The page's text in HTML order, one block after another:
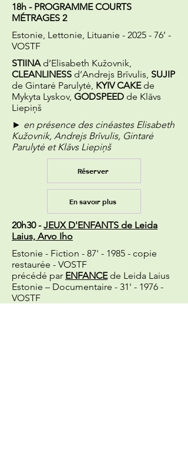
18h - PROGRAMME COURTS
MÉTRAGES 2
Estonie, Lettonie, Lituanie - 2025 - 76’ -
VOSTF
STIINAd’Elisabeth Kužovnik,
CLEANLINESS d’Andrejs Brīvulis, SUJIP
de Gintarė Parulytė, KYIV CAKEde
Mykyta Lyskov, GODSPEED de Klāvs
Liepiņš
► en présence des cinéastes Elisabeth
Kužovnik, Andrejs Brīvulis, Gintarė
Parulytė et Klāvs Liepiņš
Réserver
En savoir plus
20h30 -JEUX D'ENFANTS de Leida
Laius, Arvo Iho
Estonie - Fiction - 87' - 1985 - copie
restaurée - VOSTF
précédé par ENFANCEde Leida Laius
Estonie – Documentaire - 31' - 1976 -
VOSTF